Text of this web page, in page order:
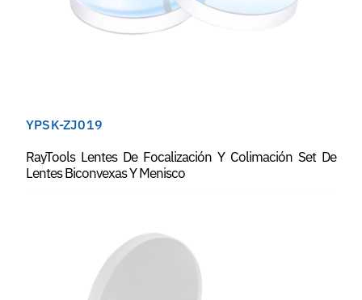
YPSK-ZJ019
RayTools Lentes De Focalización Y Colimación Set De
Lentes Biconvexas Y Menisco